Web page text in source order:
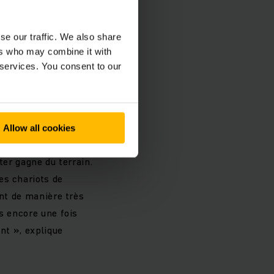
our traffic. We also share
who may combine it with
You consent to our
Allow all cookies
Flex Rental, tout
Officer de
ce modèle de
Avec
les avantages
financière
gagne du terrain.
chariots de
de manière très
encore une fois
», explique